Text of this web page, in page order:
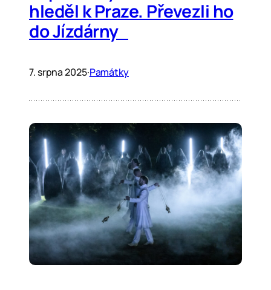
hleděl k Praze. Převezli ho
do Jízdárny
7. srpna 2025·Památky